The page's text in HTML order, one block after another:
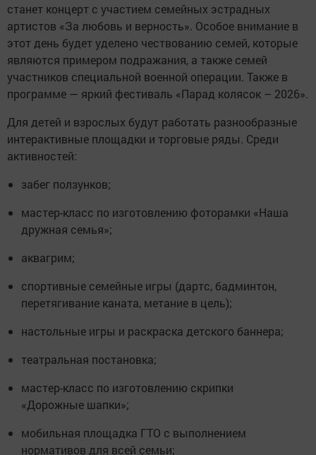
станет концерт с участием семейных эстрадных
артистов «За любовь и верность». Особое внимание в
этот день будет уделено чествованию семей, которые
являются примером подражания, а также семей
участников специальной военной операции. Также в
программе — яркий фестиваль «Парад колясок – 2026».
Для детей и взрослых будут работать разнообразные
интерактивные площадки и торговые ряды. Среди
активностей:
забег ползунков;
мастер-класс по изготовлению фоторамки «Наша
дружная семья»;
аквагрим;
спортивные семейные игры (дартс, бадминтон,
перетягивание каната, метание в цель);
настольные игры и раскраска детского баннера;
театральная постановка;
мастер-класс по изготовлению скрипки
«Дорожные шапки»;
мобильная площадка ГТО с выполнением
нормативов для всей семьи;